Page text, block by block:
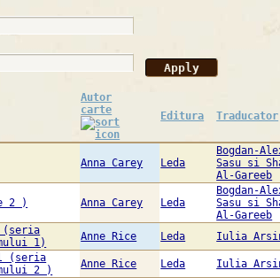
Autor
carte
Editura Traducator
Anna Carey Leda
Bogdan-
Sasu si
Al-Gareeb
2 ) Anna Carey Leda
Bogdan-
Sasu si
Al-Gareeb
(seria
1)
Anne Rice Leda Iulia
(seria
2 )
Anne Rice Leda Iulia